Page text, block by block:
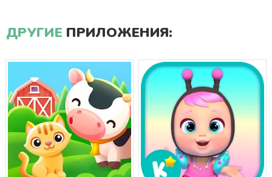
ДРУГИЕ ПРИЛОЖЕНИЯ: